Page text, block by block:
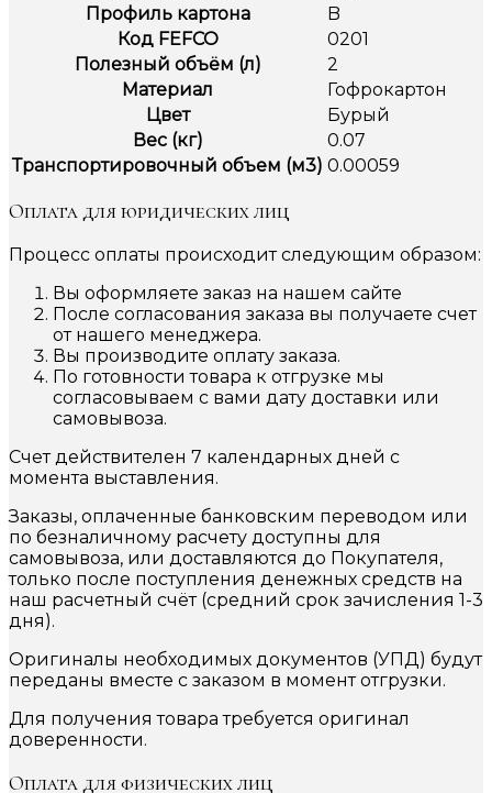
Профиль картона
B
Код FEFCO
0201
Полезный объём (л)
2
Материал
Гофрокартон
Цвет
Бурый
Вес (кг)
0.07
Транспортировочный объем (м3) 0.00059
Оплата для юридических лиц
Процесс оплаты происходит следующим образом:
Вы оформляете заказ на нашем сайте
После согласования заказа вы получаете счет
от нашего менеджера.
Вы производите оплату заказа.
По готовности товара к отгрузке мы
согласовываем с вами дату доставки или
самовывоза.
Счет действителен 7 календарных дней с
момента выставления.
Заказы, оплаченные банковским переводом или
по безналичному расчету доступны для
самовывоза, или доставляются до Покупателя,
только после поступления денежных средств на
наш расчетный счёт (средний срок зачисления 1-3
дня).
Оригиналы необходимых документов (УПД) будут
переданы вместе с заказом в момент отгрузки.
Для получения товара требуется оригинал
доверенности.
Оплата для физических лиц